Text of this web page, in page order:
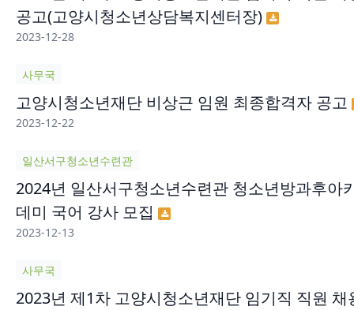
공고(고양시청소년상담복지센터장)
2023-12-28
사무국
고양시청소년재단 비상근 임원 최종합격자 공고
2023-12-22
일산서구청소년수련관
2024년 일산서구청소년수련관 청소년방과후아
데미 국어 강사 모집
2023-12-13
사무국
2023년 제1차 고양시청소년재단 임기직 직원 채